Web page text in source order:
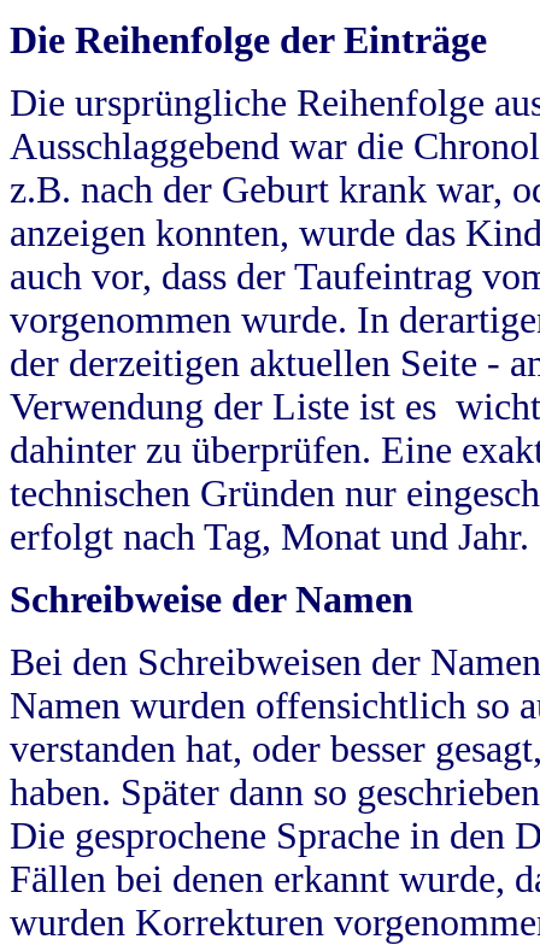
Die Reihenfolge der Einträge
Die ursprüngliche Reihenfolge
Ausschlaggebend war die
z.B. nach der Geburt krank war,
anzeigen konnten, wurde das
auch vor, dass der Taufeintrag
vorgenommen wurde. In
der derzeitigen aktuellen Seite -
Verwendung der Liste ist es
dahinter zu überprüfen. Eine
technischen Gründen nur
erfolgt nach Tag, Monat und Jahr.
Schreibweise der Namen
Bei den Schreibweisen der
Namen wurden offensichtlich so
verstanden hat, oder besser
haben. Später dann so
Die gesprochene Sprache in
Fällen bei denen erkannt wurde,
wurden Korrekturen